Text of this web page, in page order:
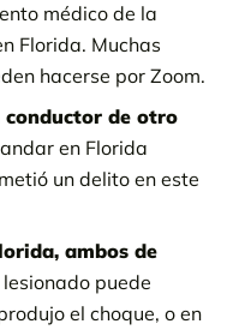
médico de la
Florida. Muchas
hacerse por Zoom.
de otro
en Florida
un delito en este
ambos de
puede
el choque, o en